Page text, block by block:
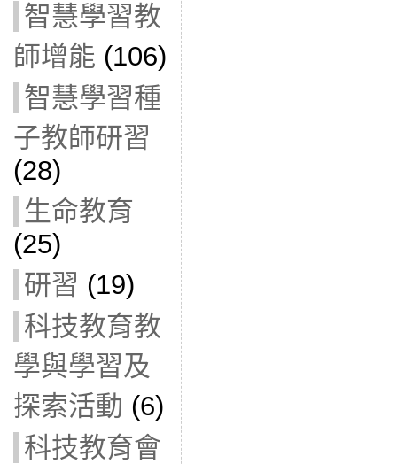
智慧學習教
師增能 (106)
智慧學習種
子教師研習
(28)
生命教育
(25)
研習 (19)
科技教育教
學與學習及
探索活動 (6)
科技教育會